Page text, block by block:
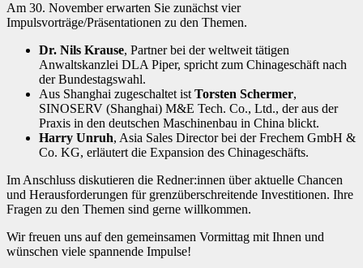
Am 30. November erwarten Sie zunächst vier
Impulsvorträge/Präsentationen zu den Themen.
Dr. Nils Krause, Partner bei der weltweit tätigen
Anwaltskanzlei DLA Piper, spricht zum Chinageschäft nach
der Bundestagswahl.
Aus Shanghai zugeschaltet ist Torsten Schermer,
SINOSERV (Shanghai) M&E Tech. Co., Ltd., der aus der
Praxis in den deutschen Maschinenbau in China blickt.
Harry Unruh, Asia Sales Director bei der Frechem GmbH &
Co. KG, erläutert die Expansion des Chinageschäfts.
Im Anschluss diskutieren die Redner:innen über aktuelle Chancen
und Herausforderungen für grenzüberschreitende Investitionen. Ihre
Fragen zu den Themen sind gerne willkommen.
Wir freuen uns auf den gemeinsamen Vormittag mit Ihnen und
wünschen viele spannende Impulse!